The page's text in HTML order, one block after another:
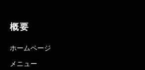
概要
ホームページ
メニュー